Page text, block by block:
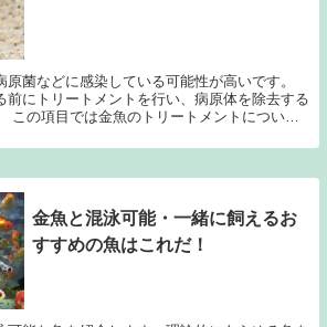
菌などに感染している可能性が高いです。
前にトリートメントを行い、病原体を除去する
この項目では金魚のトリートメントについ
金魚と混泳可能・一緒に飼えるお
すすめの魚はこれだ！